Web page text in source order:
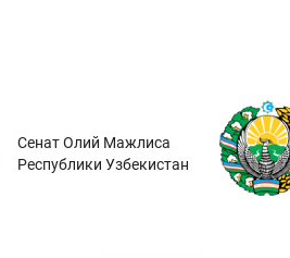
Сенат Олий Мажлиса
Республики Узбекистан